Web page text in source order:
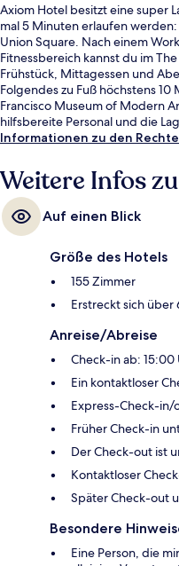
Axiom Hotel besitzt eine super
mal 5 Minuten erlaufen
Union Square. Nach einem
Fitnessbereich kannst du im
Frühstück, Mittagessen und
Folgendes zu Fuß höchstens
Francisco Museum of Modern
hilfsbereite Personal und die
Fußmarsch von den
es nur wenige Schritte.
Informationen zu den
Weitere Infos
Auf einen Blick
Größe des Hotels
155 Zimmer
Erstreckt sich über
Anreise/Abreise
Check-in ab:
Ein kontaktloser
Express-Check-
Früher Check-in
Der Check-out ist
Kontaktloser
Später Check-out
Besondere
Eine Person, die